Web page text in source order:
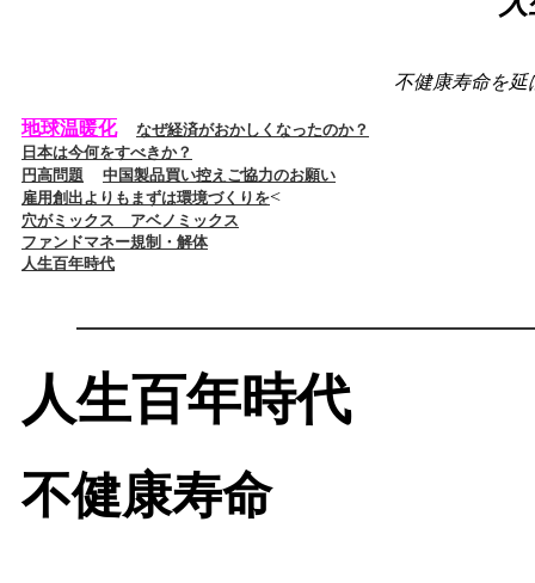
不健康寿命を延
地球温暖化
なぜ経済がおかしくなったのか？
日本は今何をすべきか？
円高問題
中国製品買い控えご協力のお願い
雇用創出よりもまずは環境づくりを<
穴がミックス アベノミックス
ファンドマネー規制・解体
人生百年時代
人生百年時代
不健康寿命